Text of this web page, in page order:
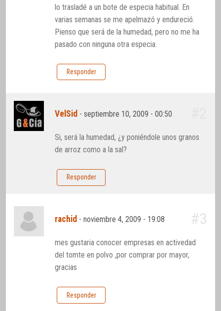
lo trasladé a un bote de especia habitual. En
varias semanas se me apelmazó y endureció.
Pienso que será de la humedad, pero no me ha
pasado con ninguna otra especia.
Responder
VelSid -septiembre 10, 2009 - 00:50
Si, será la humedad, ¿y poniéndole unos granos
de arroz como a la sal?
Responder
rachid -noviembre 4, 2009 - 19:08 #3
mes gustaria conocer empresas en activedad
del tomte en polvo ,por comprar por mayor,
gracias
Responder